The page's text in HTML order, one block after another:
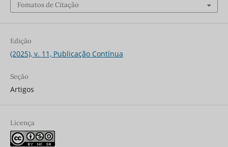
Fomatos de Citação
Edição
(2025), v. 11, Publicação Contínua
Seção
Artigos
Licença